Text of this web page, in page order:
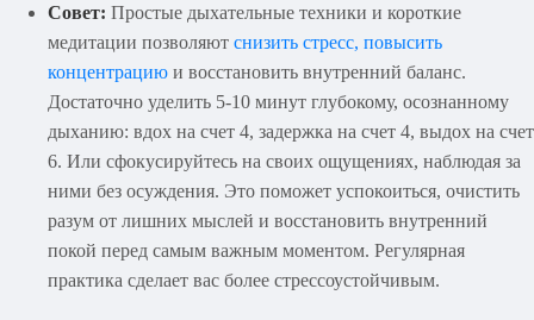
Совет: Простые дыхательные техники и короткие
медитации позволяют снизить стресс, повысить
концентрацию и восстановить внутренний баланс.
Достаточно уделить 5-10 минут глубокому, осознанному
дыханию: вдох на счет 4, задержка на счет 4, выдох на счет
6. Или сфокусируйтесь на своих ощущениях, наблюдая за
ними без осуждения. Это поможет успокоиться, очистить
разум от лишних мыслей и восстановить внутренний
покой перед самым важным моментом. Регулярная
практика сделает вас более стрессоустойчивым.